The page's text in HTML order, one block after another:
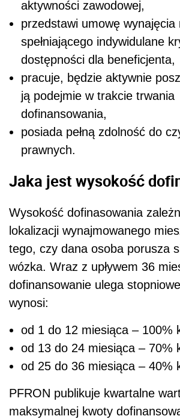
aktywności zawodowej,
przedstawi umowę wynajęcia
spełniającego indywidulane
dostępności dla beneficjenta,
pracuje, będzie aktywnie
ją podejmie w trakcie trwania
dofinansowania,
posiada pełną zdolność do
prawnych.
Jaka jest wysokość
Wysokość dofinasowania
lokalizacji wynajmowanego
tego, czy dana osoba porusza
wózka. Wraz z upływem 36
dofinansowanie ulega
wynosi:
od 1 do 12 miesiąca – 100%
od 13 do 24 miesiąca – 70%
od 25 do 36 miesiąca – 40%
PFRON publikuje kwartalne
maksymalnej kwoty